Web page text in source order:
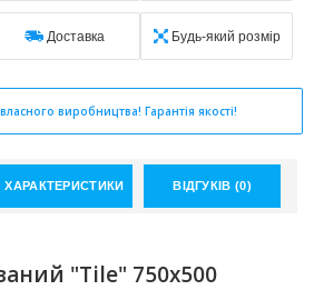
Доставка Будь-який розмір
виробництва! Гарантія якості!
ХАРАКТЕРИСТИКИ ВІДГУКІВ (0)
"Tile" 750x500